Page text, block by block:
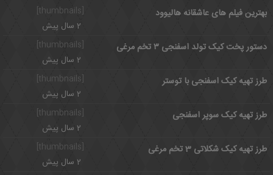
بهترین فیلم های عاشقانه هالیوود
2 سال پیش
[thumbnails]
دستور پخت کیک تولد اسفنجی ۳ تخم مرغی
2 سال پیش
طرز تهیه کیک اسفنجی با توستر
2 سال پیش
[thumbnails]
طرز تهیه کیک سوپر اسفنجی
2 سال پیش
طرز تهیه کیک شکلاتی 3 تخم مرغی
2 سال پیش